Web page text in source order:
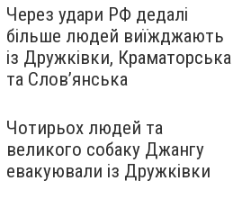
Через удари РФ дедалі
більше людей виїжджають
із Дружківки, Краматорська
та Слов’янська
Чотирьох людей та
великого собаку Джангу
евакуювали із Дружківки